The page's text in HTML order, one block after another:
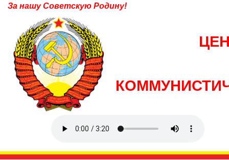
За нашу Советскую Родину!